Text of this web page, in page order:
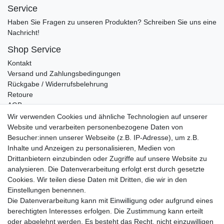
Service
Haben Sie Fragen zu unseren Produkten? Schreiben Sie uns eine
Nachricht!
Shop Service
Kontakt
Versand und Zahlungsbedingungen
Rückgabe / Widerrufsbelehrung
Retoure
AGB
Vertrag widerrufen
Informationen
Datenschutz
Impressum
Wir verschicken klimaneutral mit DPD
Wir verwenden Cookies und ähnliche Technologien auf unserer
Website und verarbeiten personenbezogene Daten von
Besucher:innen unserer Webseite (z.B. IP-Adresse), um z.B.
Inhalte und Anzeigen zu personalisieren, Medien von
Drittanbietern einzubinden oder Zugriffe auf unsere Website zu
analysieren. Die Datenverarbeitung erfolgt erst durch gesetzte
Cookies. Wir teilen diese Daten mit Dritten, die wir in den
Einstellungen benennen.
Die Datenverarbeitung kann mit Einwilligung oder aufgrund eines
berechtigten Interesses erfolgen. Die Zustimmung kann erteilt
oder abgelehnt werden. Es besteht das Recht, nicht einzuwilligen